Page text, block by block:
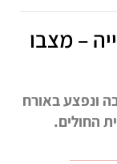
– מצבו
ונפצע באורח
החולים.